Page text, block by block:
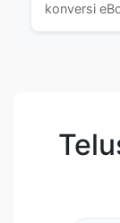
konversi